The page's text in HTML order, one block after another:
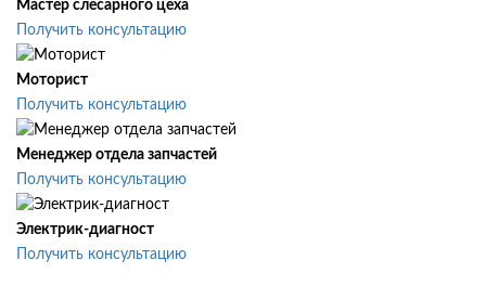
Мастер слесарного цеха
Получить консультацию
Моторист
Получить консультацию
Менеджер отдела запчастей
Получить консультацию
Электрик-диагност
Получить консультацию